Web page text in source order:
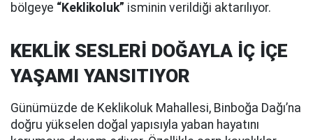
bölgeye “Keklikoluk” isminin verildiği aktarılıyor.
KEKLİK SESLERİ DOĞAYLA İÇ İÇE
YAŞAMI YANSITIYOR
Günümüzde de Keklikoluk Mahallesi, Binboğa Dağı’na
doğru yükselen doğal yapısıyla yaban hayatını